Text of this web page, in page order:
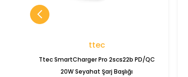
ttec
Ttec SmartCharger Pro 2scs22b PD/QC
20W Seyahat Şarj Başlığı